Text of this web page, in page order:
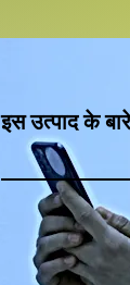
इस उत्पाद के